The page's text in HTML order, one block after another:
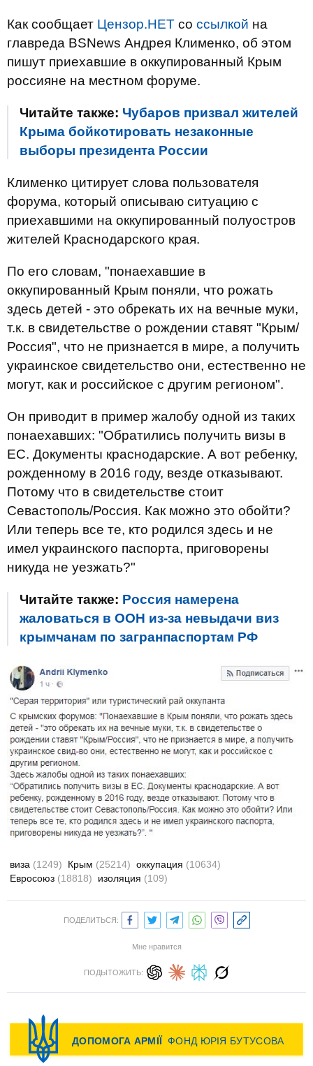
Как сообщает Цензор.НЕТ со ссылкой на
главреда BSNews Андрея Клименко, об этом
пишут приехавшие в оккупированный Крым
россияне на местном форуме.
Читайте также: Чубаров призвал жителей
Крыма бойкотировать незаконные
выборы президента России
Клименко цитирует слова пользователя
форума, который описываю ситуацию с
приехавшими на оккупированный полуостров
жителей Краснодарского края.
По его словам, "понаехавшие в
оккупированный Крым поняли, что рожать
здесь детей - это обрекать их на вечные муки,
т.к. в свидетельстве о рождении ставят "Крым/
Россия", что не признается в мире, а получить
украинское свидетельство они, естественно не
могут, как и российское с другим регионом".
Он приводит в пример жалобу одной из таких
понаехавших: "Обратились получить визы в
ЕС. Документы краснодарские. А вот ребенку,
рожденному в 2016 году, везде отказывают.
Потому что в свидетельстве стоит
Севастополь/Россия. Как можно это обойти?
Или теперь все те, кто родился здесь и не
имел украинского паспорта, приговорены
никуда не уезжать?"
Читайте также: Россия намерена
жаловаться в ООН из-за невыдачи виз
крымчанам по загранпаспортам РФ
виза (1249) Крым (25214) оккупация (10634)
Евросоюз (18818) изоляция (109)
ПОДЕЛИТЬСЯ:
Мне нравится
ПОДЫТОЖИТЬ: